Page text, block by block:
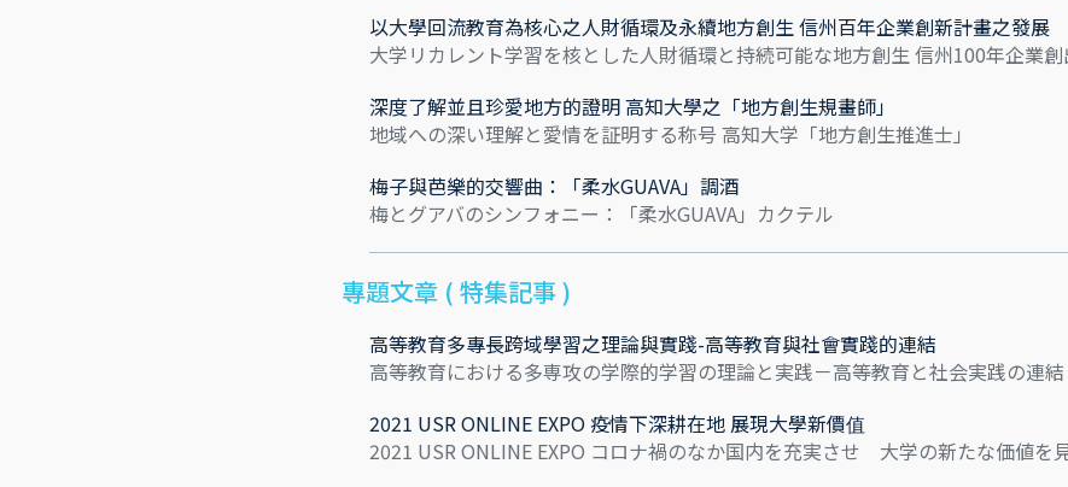
以大學回流教育為核心之人財循環及永續地方創生 信州百年企業創新計畫之發展
大学リカレント学習を核とした人財循環と持続可能な地方創生 信州100年企業
深度了解並且珍愛地方的證明 高知大學之「地方創生規畫師」
地域への深い理解と愛情を証明する称号 高知大学「地方創生推進士」
梅子與芭樂的交響曲：「柔水GUAVA」調酒
梅とグアバのシンフォニー：「柔水GUAVA」カクテル
專題文章 ( 特集記事 )
高等教育多專長跨域學習之理論與實踐-高等教育與社會實踐的連結
高等教育における多専攻の学際的学習の理論と実践－高等教育と社会実践の連結
2021 USR ONLINE EXPO 疫情下深耕在地 展現大學新價值
2021 USR ONLINE EXPO コロナ禍のなか国内を充実させ 大学の新たな価値を